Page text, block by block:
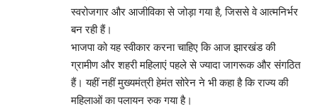
स्वरोजगार और आजीविका से जोड़ा गया है, जिससे वे आत्मनिर्भर
बन रही हैं।
भाजपा को यह स्वीकार करना चाहिए कि आज झारखंड की
ग्रामीण और शहरी महिलाएं पहले से ज्यादा जागरूक और संगठित
हैं। यहीं नहीं मुख्यमंत्री हेमंत सोरेन ने भी कहा है कि राज्य की
महिलाओं का पलायन रुक गया है।